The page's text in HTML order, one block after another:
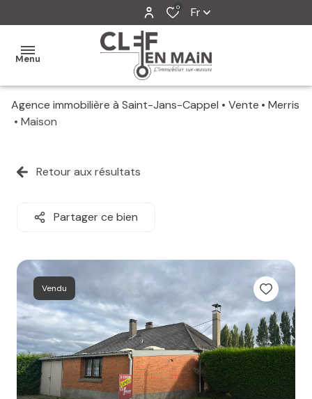
0 Fr
Menu
MON
MES
MES
ESTIMATION
ALERTE
MAIL
Agence immobilière à Saint-Jans-Cappel Vente
Merris
Maison
Retour aux résultats
Partager ce bien
Vendu